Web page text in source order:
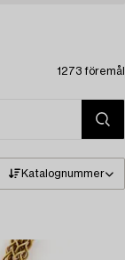
1273 föremål
Katalognummer